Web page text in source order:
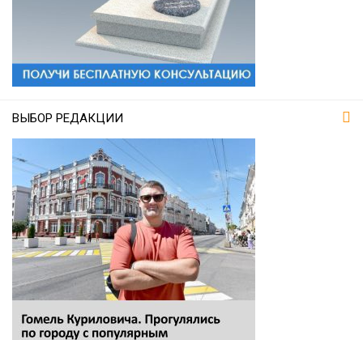
ВЫБОР РЕДАКЦИИ